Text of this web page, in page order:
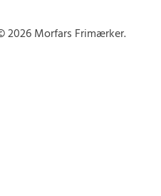
2026 Morfars Frimærker.